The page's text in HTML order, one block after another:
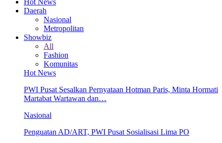
Daerah
Nasional
Metropolitan
Showbiz
All
Fashion
Komunitas
Hot News
PWI Pusat Sesalkan Pernyataan Hotman Paris, Minta Hormati
Martabat Wartawan dan…
Nasional
Penguatan AD/ART, PWI Pusat Sosialisasi Lima PO